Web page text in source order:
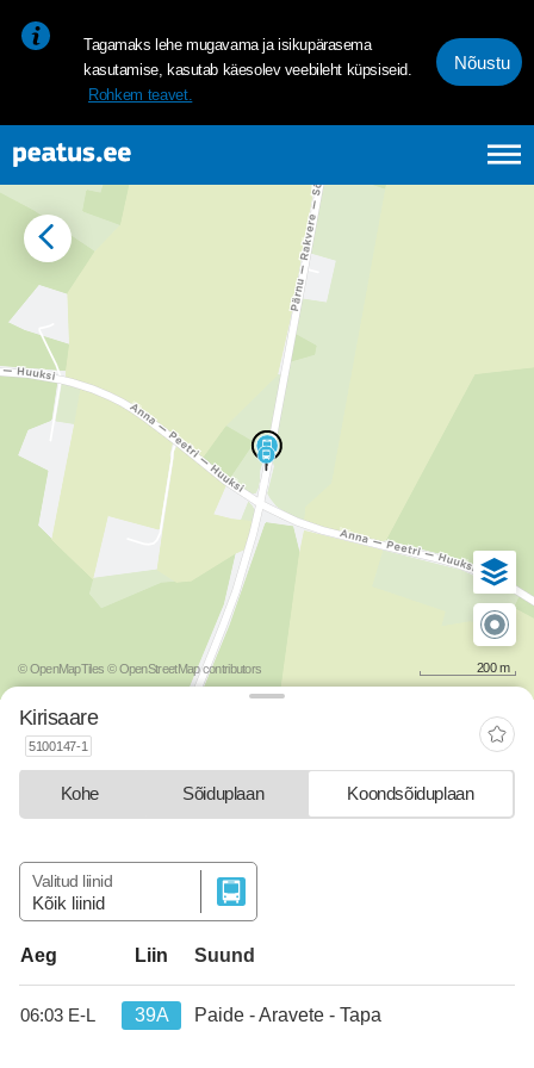
Tagamaks lehe mugavama ja isikupärasema
kasutamise, kasutab käesolev veebileht küpsiseid.
Rohkem teavet.
Nõustu
© OpenMapTiles © OpenStreetMap contributors 200 m
Kirisaare
5100147-1
Kohe Sõiduplaan Koondsõiduplaan
Valitud liinid
Kõik liinid
Aeg Liin Suund
06:03 E-L 39A Paide - Aravete - Tapa